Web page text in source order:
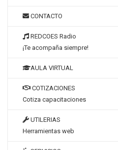
CONTACTO
REDCOES Radio
¡Te acompaña siempre!
AULA VIRTUAL
COTIZACIONES
Cotiza capacitaciones
UTILERIAS
Herramientas web